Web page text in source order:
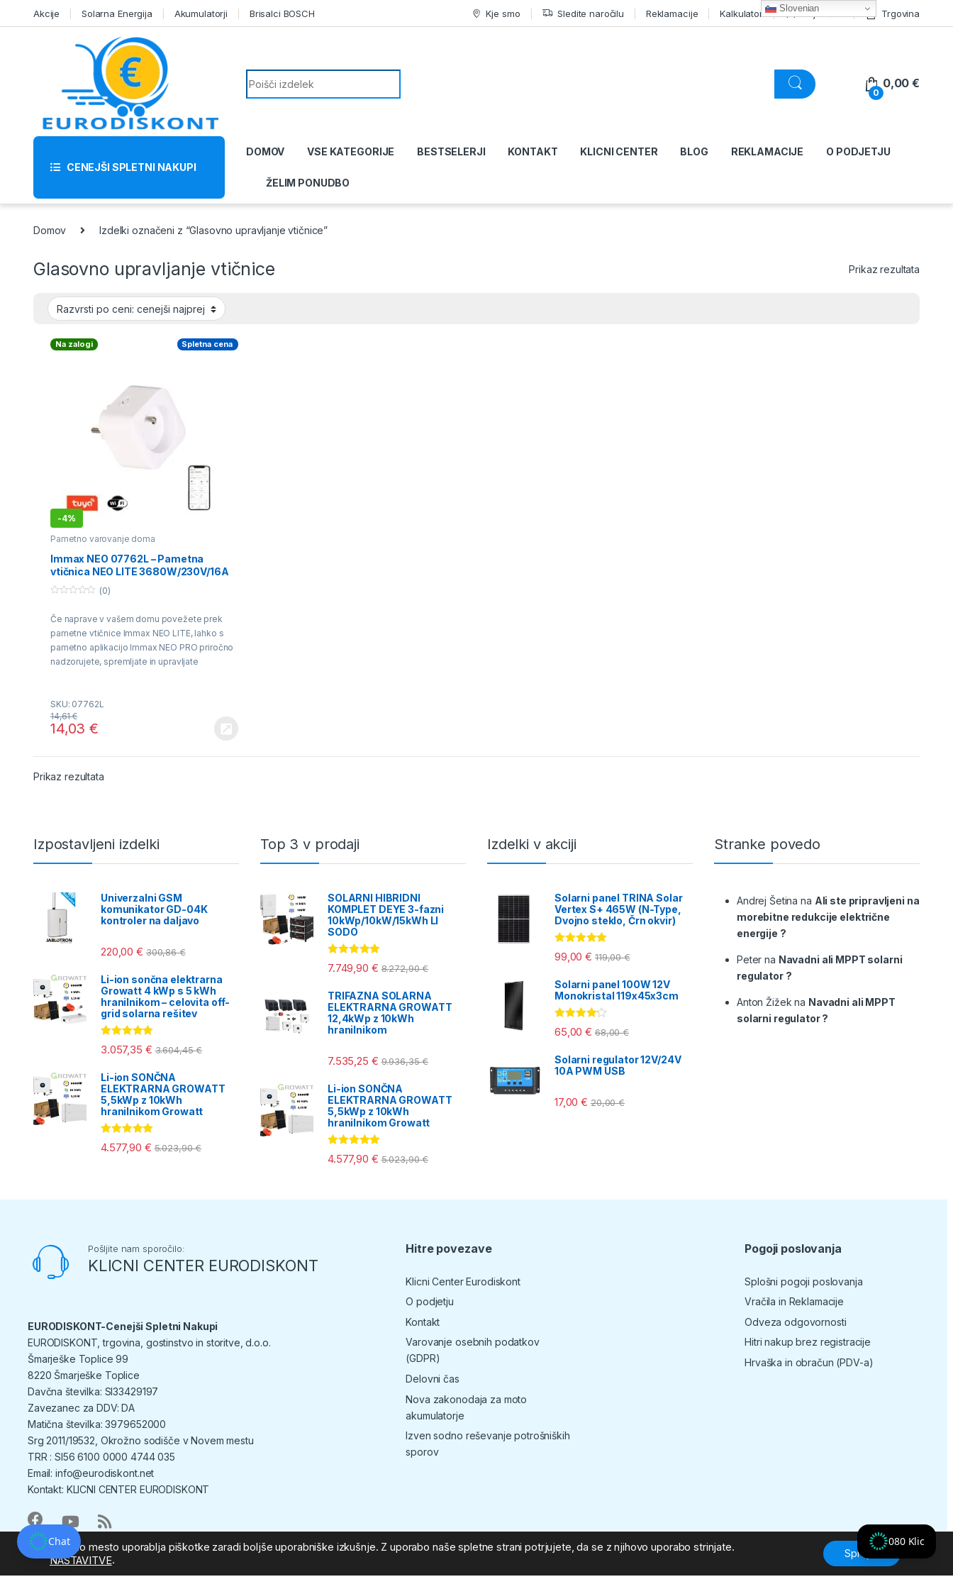
Skip to navigation
Akcije Solarna Energija Akumulatorji Brisalci BOSCH Kje smo Sledite naročilu Reklamacije Kalkulator Moj račun Trgovina
Search for:
0
0,00€
CENEJŠI SPLETNI NAKUPI
DOMOV VSE KATEGORIJE BESTSELERJI KONTAKT KLICNI CENTER BLOG REKLAMACIJE O PODJETJU
ŽELIM PONUDBO
Domov Izdelki označeni z “Glasovno upravljanje vtičnice”
Glasovno upravljanje vtičnice Prikaz rezultata
Na zalogi
-4%
Spletna cena
Pametno varovanje doma
Immax NEO 07762L – Pametna
vtičnica NEO LITE 3680W/230V/16A
Wi-Fi Tuya
u
o
f
5
(0)
Če naprave v vašem domu povežete prek
pametne vtičnice Immax NEO LITE, lahko s
pametno aplikacijo Immax NEO PRO priročno
nadzorujete, spremljate in upravljate
SKU: 07762L
14,03€
14,61€
Prikaz rezultata
Izpostavljeni izdelki
Univerzalni GSM
komunikator GD-04K
kontroler na daljavo
220,00€ 300,86€
Li-ion sončna elektrarna
Growatt 4 kWp s 5 kWh
hranilnikom – celovita off-
grid solarna rešitev
Ocenjeno
5.00od 5
3.057,35 € 3.604,45€
Li-ion SONČNA
ELEKTRARNA GROWATT
5,5kWp z 10kWh
hranilnikom Growatt
Ocenjeno
5.00od 5
4.577,90 € 5.023,90€
Top 3 v prodaji
SOLARNI HIBRIDNI
KOMPLET DEYE 3-fazni
10kWp/10kW/15kWh LI
SODO
Ocenjeno
5.00od 5
7.749,90 € 8.272,90€
TRIFAZNA SOLARNA
ELEKTRARNA GROWATT
12,4kWp z 10kWh
hranilnikom
7.535,25 € 9.936,35€
Li-ion SONČNA
ELEKTRARNA GROWATT
5,5kWp z 10kWh
hranilnikom Growatt
Ocenjeno
5.00od 5
4.577,90 € 5.023,90€
Izdelki v akciji
Solarni panel TRINA Solar
Vertex S+ 465W (N-Type,
Dvojno steklo, Črn okvir)
Ocenjeno
5.00od 5
99,00€ 119,00€
Solarni panel 100W 12V
Monokristal 119x45x3cm
Ocenjeno
4.00od 5
65,00€ 68,00€
Solarni regulator 12V/24V
10A PWM USB
17,00€ 20,00€
Stranke povedo
Andrej Šetina na Ali ste pripravljeni na
morebitne redukcije električne
energije ?
Peter na Navadni ali MPPT solarni
regulator ?
Anton Žižek na Navadni ali MPPT
solarni regulator ?
Pošljite nam sporočilo:
KLICNI CENTER EURODISKONT
EURODISKONT-Cenejši Spletni Nakupi
EURODISKONT, trgovina, gostinstvo in storitve, d.o.o.
Šmarješke Toplice 99
8220 Šmarješke Toplice
Davčna številka: SI33429197
Zavezanec za DDV: DA
Matična številka: 3979652000
Srg 2011/19532, Okrožno sodišče v Novem mestu
TRR : SI56 6100 0000 4744 035
Email: info@eurodiskont.net
Kontakt: KLICNI CENTER EURODISKONT
Hitre povezave
Klicni Center Eurodiskont
O podjetju
Kontakt
Varovanje osebnih podatkov
(GDPR)
Delovni čas
Nova zakonodaja za moto
akumulatorje
Izven sodno reševanje potrošniških
sporov
Pogoji poslovanja
Splošni pogoji poslovanja
Vračila in Reklamacije
Odveza odgovornosti
Hitri nakup brez registracije
Hrvaška in obračun (PDV-a)
Slovenian
Spletno mesto uporablja piškotke zaradi boljše uporabniške izkušnje. Z uporabo naše spletne strani potrjujete, da se z njihovo uporabo strinjate.
NASTAVITVE. Sprejmi
080 Klic
Chat